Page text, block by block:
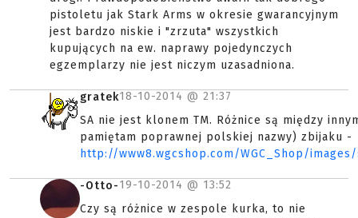
pistoletu jak Stark Arms w okresie gwarancyjnym
jest bardzo niskie i "zrzuta" wszystkich
kupujących na ew. naprawy pojedynczych
egzemplarzy nie jest niczym uzasadniona.
gratek18-10-2014 @ 21:37
SA nie jest klonem TM. Różnice są między
pamiętam poprawnej polskiej nazwy) zbijaku -
http://www8.wgcshop.com/WGC_Shop/
-Otto-19-10-2014 @ 13:52
Czy są różnice w zespole kurka, to nie